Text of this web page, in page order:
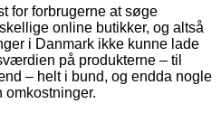
for forbrugerne at søge
online butikker, og altså
i Danmark ikke kunne lade
på produkterne – til
– helt i bund, og endda nogle
omkostninger.